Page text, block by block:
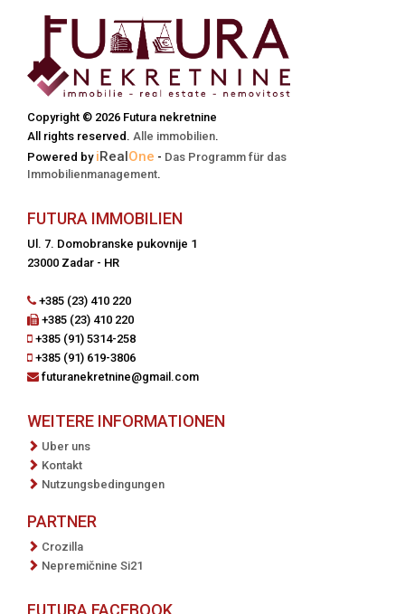
Copyright © 2026 Futura nekretnine
All rights reserved. Alle immobilien.
Powered by iRealOne - Das Programm für das
Immobilienmanagement.
FUTURA IMMOBILIEN
Ul. 7. Domobranske pukovnije 1
23000 Zadar - HR
+385 (23) 410 220
+385 (23) 410 220
+385 (91) 5314-258
+385 (91) 619-3806
futuranekretnine@gmail.com
WEITERE INFORMATIONEN
Uber uns
Kontakt
Nutzungsbedingungen
PARTNER
Crozilla
Nepremičnine Si21
FUTURA FACEBOOK